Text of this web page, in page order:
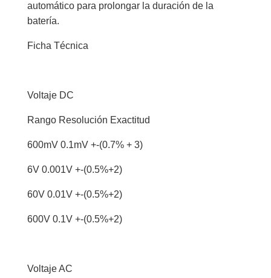
automático para prolongar la duración de la
batería.
Ficha Técnica
Voltaje DC
Rango Resolución Exactitud
600mV 0.1mV +-(0.7% + 3)
6V 0.001V +-(0.5%+2)
60V 0.01V +-(0.5%+2)
600V 0.1V +-(0.5%+2)
Voltaje AC